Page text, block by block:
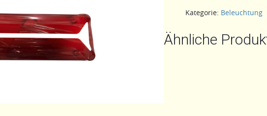
MIT
BLINKER
FÜR
Kategorie: Beleuchtung
Ähnliche